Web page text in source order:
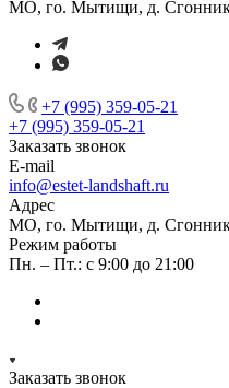
МО, го. Мытищи, д.
+7 (995) 359-05-21
+7 (995) 359-05-21
Заказать звонок
E-mail
info@estet-landshaft.ru
Адрес
МО, го. Мытищи, д.
Режим работы
Пн. – Пт.: с 9:00 до 21:00
Заказать звонок